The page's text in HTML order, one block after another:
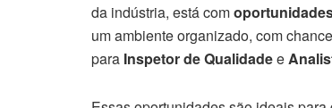
da indústria, está com
um ambiente organizado, com
para Inspetor de Qualidadee